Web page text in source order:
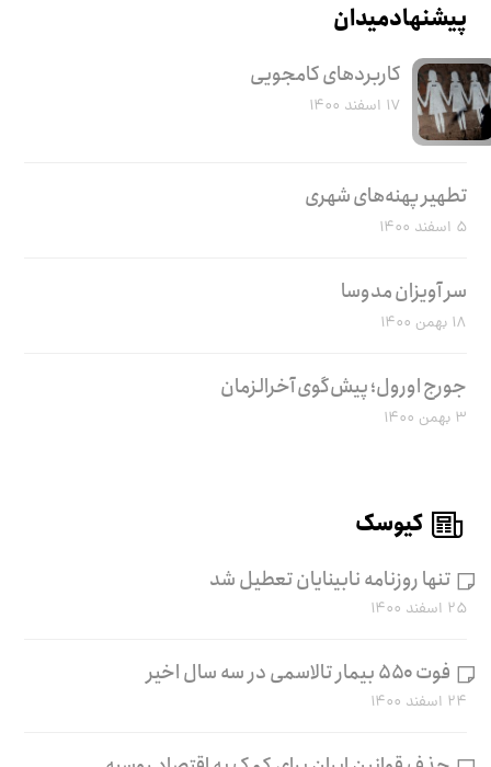
پیشنهاد میدان
کاربرد‌های کامجویی
۱۷ اسفند ۱۴۰۰
تطهیر پهنه‌های شهری
۵ اسفند ۱۴۰۰
سر آویزان مدوسا
۱۸ بهمن ۱۴۰۰
جورج اورول؛ پیش‌گوی آخرالزمان
۳ بهمن ۱۴۰۰
کیوسک
تنها روزنامه نابینایان تعطیل شد
۲۵ اسفند ۱۴۰۰
فوت ۵۵۰ بیمار تالاسمی در سه سال اخیر
۲۴ اسفند ۱۴۰۰